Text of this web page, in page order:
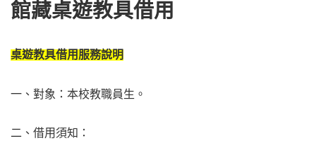
館藏桌遊教具借用
桌遊教具借用服務說明
一、對象：本校教職員生。
二、借用須知：